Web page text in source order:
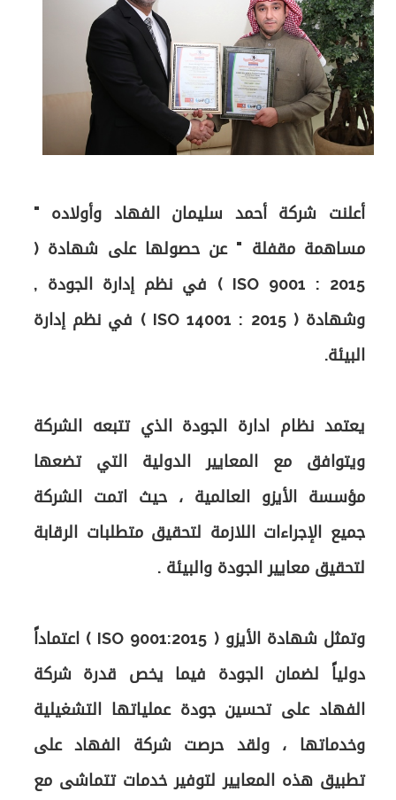
أعلنت شركة أحمد سليمان الفهاد وأولاده "
مساهمة مقفلة " عن حصولها على شهادة (
ISO 9001 : 2015 ) في نظم إدارة الجودة ,
وشهادة ( ISO 14001 : 2015 ) في نظم إدارة
يعتمد نظام ادارة الجودة الذي تتبعه الشركة
ويتوافق مع المعايير الدولية التي تضعها
مؤسسة الأيزو العالمية ، حيث اتمت الشركة
جميع الإجراءات اللازمة لتحقيق متطلبات الرقابة
وتمثل شهادة الأيزو ( ISO 9001:2015 ) اعتماداً
دولياً لضمان الجودة فيما يخص قدرة شركة
الفهاد على تحسين جودة عملياتها التشغيلية
وخدماتها ، ولقد حرصت شركة الفهاد على
تطبيق هذه المعايير لتوفير خدمات تتماشى مع